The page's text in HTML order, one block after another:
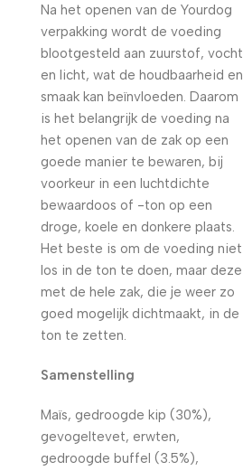
Na het openen van de Yourdog
verpakking wordt de voeding
blootgesteld aan zuurstof, vocht
en licht, wat de houdbaarheid en
smaak kan beïnvloeden. Daarom
is het belangrijk de voeding na
het openen van de zak op een
goede manier te bewaren, bij
voorkeur in een luchtdichte
bewaardoos of -ton op een
droge, koele en donkere plaats.
Het beste is om de voeding niet
los in de ton te doen, maar deze
met de hele zak, die je weer zo
goed mogelijk dichtmaakt, in de
ton te zetten.
Samenstelling
Maïs, gedroogde kip (30%),
gevogeltevet, erwten,
gedroogde buffel (3.5%),